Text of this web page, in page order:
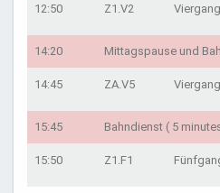
12:50 Z1.V2 Viergang
14:20 Mittagspause und
14:45 ZA.V5 Viergang
15:45 Bahndienst ( 5
15:50 Z1.F1